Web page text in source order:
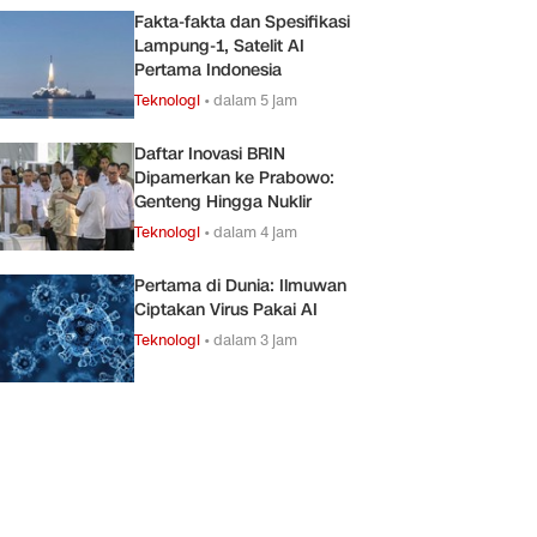
Fakta-fakta dan Spesifikasi
Lampung-1, Satelit AI
Pertama Indonesia
Teknologi •dalam 5 jam
Daftar Inovasi BRIN
Dipamerkan ke Prabowo:
Genteng Hingga Nuklir
Teknologi •dalam 4 jam
Pertama di Dunia: Ilmuwan
Ciptakan Virus Pakai AI
Teknologi •dalam 3 jam